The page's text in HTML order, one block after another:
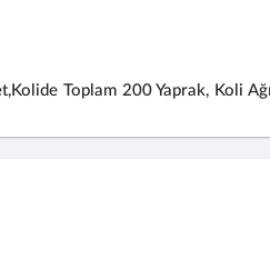
Toplam 200 Yaprak, Koli